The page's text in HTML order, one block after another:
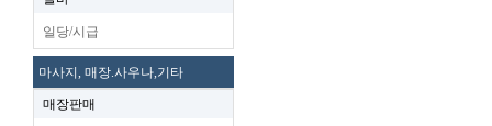
일당/시급
마사지, 매장.사우나,기타
매장판매